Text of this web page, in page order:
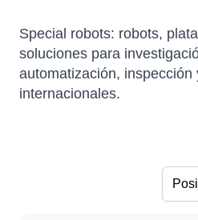
Special robots: robots,
soluciones para
automatización, inspección
internacionales.